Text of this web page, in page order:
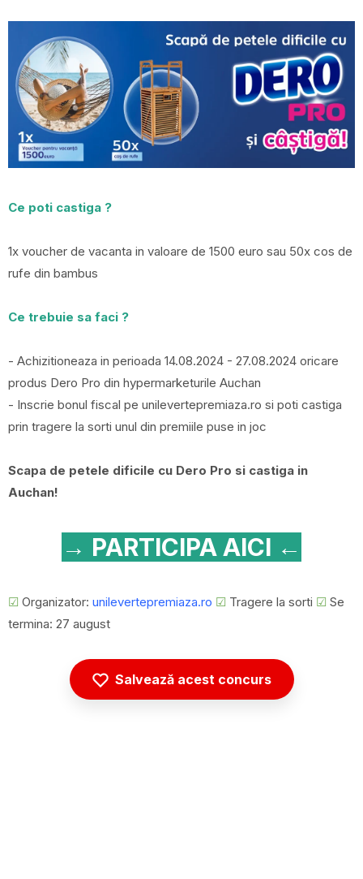
Ce poti castiga ?
1x voucher de vacanta in valoare de 1500 euro sau 50x cos de
rufe din bambus
Ce trebuie sa faci ?
- Achizitioneaza in perioada 14.08.2024 - 27.08.2024 oricare
produs Dero Pro din hypermarketurile Auchan
- Inscrie bonul fiscal pe unilevertepremiaza.ro si poti castiga
prin tragere la sorti unul din premiile puse in joc
Scapa de petele dificile cu Dero Pro si castiga in
Auchan!
→ PARTICIPA AICI ←
☑ Organizator: unilevertepremiaza.ro ☑ Tragere la sorti ☑ Se
termina: 27 august
Salvează acest concurs